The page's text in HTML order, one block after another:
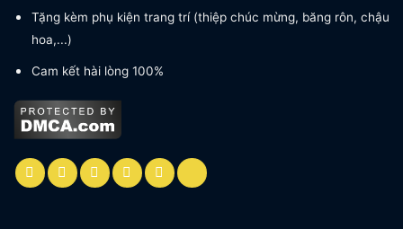
Tặng kèm phụ kiện trang trí (thiệp chúc mừng, băng rôn, chậu
hoa,...)
Cam kết hài lòng 100%